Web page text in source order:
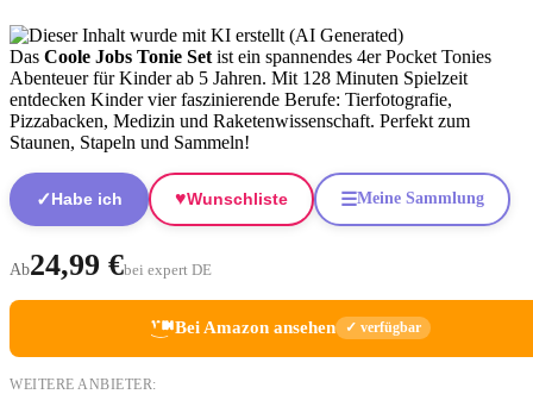
Das Coole Jobs Tonie Set ist ein spannendes 4er Pocket Tonies
Abenteuer für Kinder ab 5 Jahren. Mit 128 Minuten Spielzeit
entdecken Kinder vier faszinierende Berufe: Tierfotografie,
Pizzabacken, Medizin und Raketenwissenschaft. Perfekt zum
Staunen, Stapeln und Sammeln!
✓Habe ich ♥Wunschliste ☰Meine Sammlung
Ab24,99 €bei expert DE
Bei Amazon ansehen ✓ verfügbar
WEITERE ANBIETER: